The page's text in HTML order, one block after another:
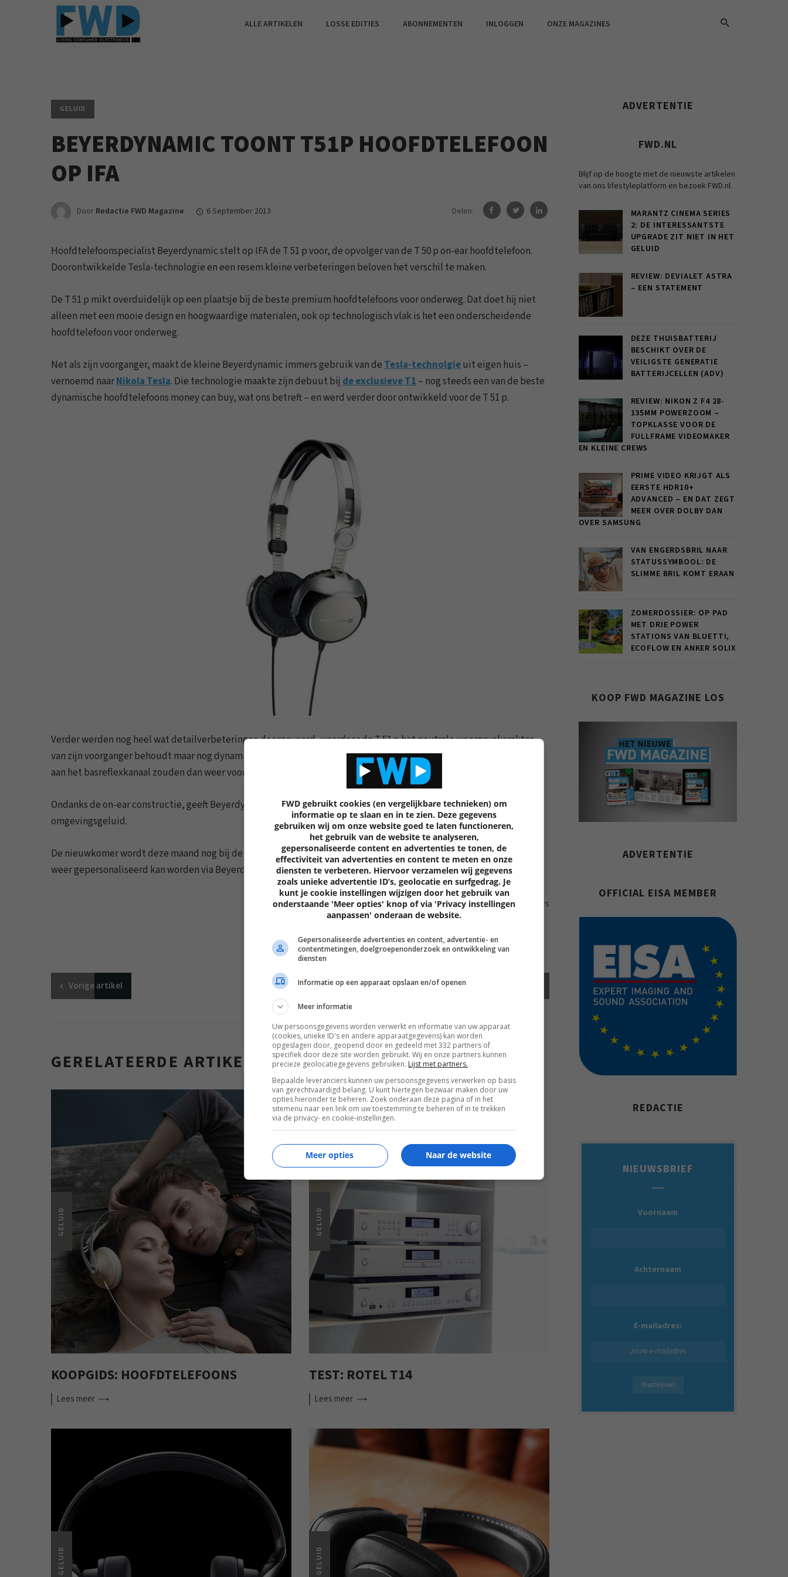
ALLE ARTIKELEN LOSSE EDITIES ABONNEMENTEN INLOGGEN ONZE MAGAZINES
GELUID
BEYERDYNAMIC TOONT T51P HOOFDTELEFOON
OP IFA
Door Redactie FWD Magazine 6 September 2013 Delen:
Hoofdtelefoonspecialist Beyerdynamic stelt op IFA de T 51 p voor, de opvolger van de T 50 p on-ear hoofdtelefoon.
Doorontwikkelde Tesla-technologie en een resem kleine verbeteringen beloven het verschil te maken.
De T 51 p mikt overduidelijk op een plaatsje bij de beste premium hoofdtelefoons voor onderweg. Dat doet hij niet
alleen met een mooie design en hoogwaardige materialen, ook op technologisch vlak is het een onderscheidende
hoofdtelefoon voor onderweg.
Net als zijn voorganger, maakt de kleine Beyerdynamic immers gebruik van deTesla-technolgieuit eigen huis –
vernoemd naarNikola Tesla. Die technologie maakte zijn debuut bij de exclusieve T1– nog steeds een van de beste
dynamische hoofdtelefoons money can buy, wat ons betreft – en werd verder door ontwikkeld voor de T 51 p.
Verder werden nog heel wat detailverbeteringen doorgevoerd, waardoor de T 51 p het neutrale weergavekarakter
van zijn voorganger behoudt maar nog dynamischer en gedetailleerder voor de dag belooft te komen. Aanpassingen
aan het basreflexkanaal zouden dan weer voor een steviger laagfundament moeten zorgen en meer druk in het laag.
Ondanks de on-ear constructie, geeft Beyerdynamic aan dat de T 51 p ook een prima geluidsisolatie beidt tegen
omgevingsgeluid.
De nieuwkomer wordt deze maand nog bij de dealers verwacht en gaat ongeveer 259 euro kosten. Of deT 51 p
weer gepersonaliseerd kan worden via BeyerdynamicsManufaktur-dienst, is nog niet bekend.
0 REACTIES 847 VIEWS
Vorigeartikel
GERELATEERDE ARTIKELEN
GELUID
KOOPGIDS: HOOFDTELEFOONS
Lees meer
GELUID
TEST: ROTEL T14
Lees meer
GELUID GELUID
ADVERTENTIE
FWD.NL
Blijf op de hoogte met de nieuwste artikelen
van ons lifestyleplatform en bezoek FWD.nl.
MARANTZ CINEMA SERIES
2: DE INTERESSANTSTE
UPGRADE ZIT NIET IN HET
GELUID
REVIEW: DEVIALET ASTRA
– EEN STATEMENT
DEZE THUISBATTERIJ
BESCHIKT OVER DE
VEILIGSTE GENERATIE
BATTERIJCELLEN (ADV)
REVIEW: NIKON Z F4 28-
135MM POWERZOOM –
TOPKLASSE VOOR DE
FULLFRAME VIDEOMAKER
EN KLEINE CREWS
PRIME VIDEO KRIJGT ALS
EERSTE HDR10+
ADVANCED – EN DAT ZEGT
MEER OVER DOLBY DAN
OVER SAMSUNG
VAN ENGERDSBRIL NAAR
STATUSSYMBOOL: DE
SLIMME BRIL KOMT ERAAN
ZOMERDOSSIER: OP PAD
MET DRIE POWER
STATIONS VAN BLUETTI,
ECOFLOW EN ANKER SOLIX
KOOP FWD MAGAZINE LOS
ADVERTENTIE
OFFICIAL EISA MEMBER
REDACTIE
NIEUWSBRIEF
Voornaam
Achternaam
E-mailadres:
FWD gebruikt cookies (en vergelijkbare technieken) om
informatie op te slaan en in te zien. Deze gegevens
gebruiken wij om onze website goed te laten functioneren,
het gebruik van de website te analyseren,
gepersonaliseerde content en advertenties te tonen, de
effectiviteit van advertenties en content te meten en onze
diensten te verbeteren. Hiervoor verzamelen wij gegevens
zoals unieke advertentie ID’s, geolocatie en surfgedrag. Je
kunt je cookie instellingen wijzigen door het gebruik van
onderstaande 'Meer opties' knop of via 'Privacy instellingen
aanpassen' onderaan de website.
Gepersonaliseerde advertenties en content, advertentie- en
contentmetingen, doelgroepenonderzoek en ontwikkeling van
diensten
Informatie op een apparaat opslaan en/of openen
Meer informatie
Uw persoonsgegevens worden verwerkt en informatie van uw apparaat
(cookies, unieke ID's en andere apparaatgegevens) kan worden
opgeslagen door, geopend door en gedeeld met 332 partners of
specifiek door deze site worden gebruikt. Wij en onze partners kunnen
precieze geolocatiegegevens gebruiken. Lijst met partners.
Bepaalde leveranciers kunnen uw persoonsgegevens verwerken op basis
van gerechtvaardigd belang. U kunt hiertegen bezwaar maken door uw
opties hieronder te beheren. Zoek onderaan deze pagina of in het
sitemenu naar een link om uw toestemming te beheren of in te trekken
via de privacy- en cookie-instellingen.
Naar de website
Meer opties